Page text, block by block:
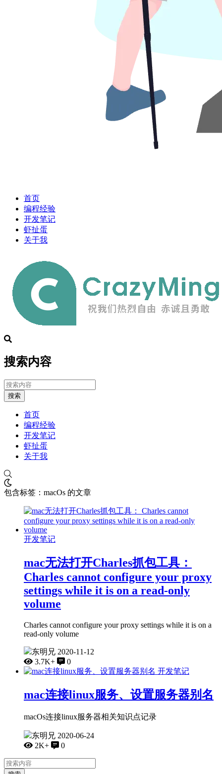
首页
编程经验
开发笔记
虾扯蛋
关于我
搜索内容
搜索
首页
编程经验
开发笔记
虾扯蛋
关于我
包含标签：macOs 的文章
开发笔记
mac无法打开Charles抓包工具：
Charles cannot configure your proxy
settings while it is on a read-only
volume
Charles cannot configure your proxy settings while it is on a
read-only volume
东明兄 2020-11-12
3.7K+
0
开发笔记
mac连接linux服务、设置服务器别名
macOs连接linux服务器相关知识点记录
东明兄 2020-06-24
2K+
0